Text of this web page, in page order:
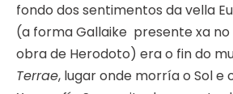
fondo dos sentimentos da vella
(a forma Gallaike presente xa no
obra de Herodoto) era o fin do
Terrae, lugar onde morría o Sol e